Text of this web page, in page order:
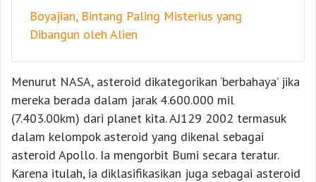
Boyajian, Bintang Paling Misterius yang
Dibangun oleh Alien
Menurut NASA, asteroid dikategorikan ‘berbahaya’ jika
mereka berada dalam jarak 4.600.000 mil
(7.403.00km) dari planet kita. AJ129 2002 termasuk
dalam kelompok asteroid yang dikenal sebagai
asteroid Apollo. Ia mengorbit Bumi secara teratur.
Karena itulah, ia diklasifikasikan juga sebagai asteroid